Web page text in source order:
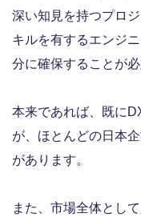
深い知見を持つプロ
キルを有するエンジ
分に確保することが必
本来であれば、既に
が、ほとんどの日本
があります。
また、市場全体とし